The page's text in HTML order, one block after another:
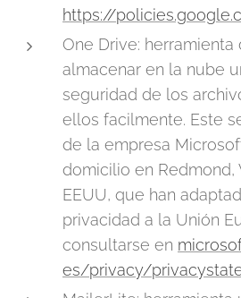
https://
One Drive: herramienta
almacenar en la nube
seguridad de los
ellos facilmente. Este
de la empresa
domicilio en Redmond,
EEUU, que han
privacidad a la Unión
consultarse en
es/privacy/